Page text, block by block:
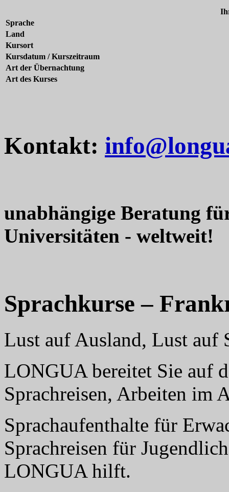
Sprache
Land
Kursort
Kursdatum / Kurszeitraum
Art der Übernachtung
Art des Kurses
Kontakt:
unabhängige Beratung
Universitäten - weltweit!
Sprachkurse –
Lust auf Ausland, Lust auf
LONGUA bereitet Sie auf
Sprachreisen, Arbeiten im
Sprachaufenthalte für
Sprachreisen für
LONGUA hilft.